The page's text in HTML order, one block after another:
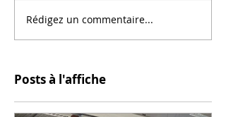
Rédigez un commentaire...
Posts à l'affiche